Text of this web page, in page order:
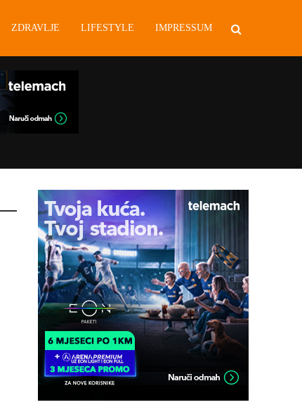
ZDRAVLJE LIFESTYLE IMPRESSUM